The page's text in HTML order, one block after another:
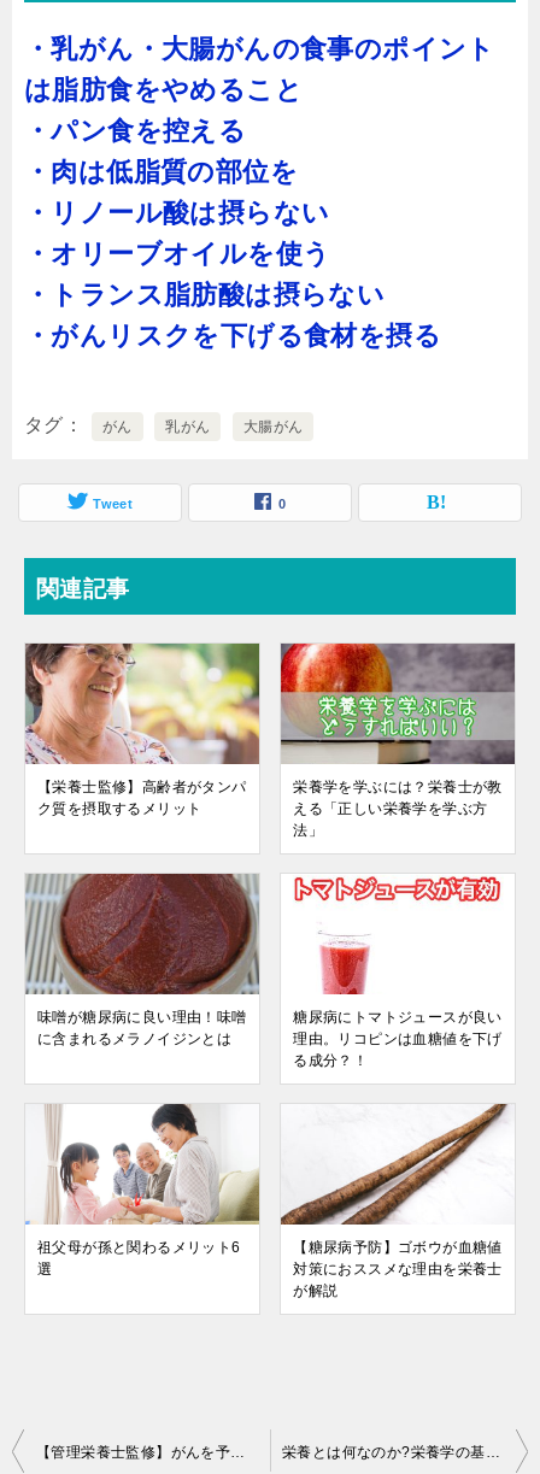
・乳がん・大腸がんの食事のポイント
は脂肪食をやめること
・パン食を控える
・肉は低脂質の部位を
・リノール酸は摂らない
・オリーブオイルを使う
・トランス脂肪酸は摂らない
・がんリスクを下げる食材を摂る
タグ がん 乳がん 大腸がん
Tweet 0
関連記事
【栄養士監修】高齢者がタンパ
ク質を摂取するメリット
栄養学を学ぶには？栄養士が教
える「正しい栄養学を学ぶ方
法」
味噌が糖尿病に良い理由！味噌
に含まれるメラノイジンとは
糖尿病にトマトジュースが良い
理由。リコピンは血糖値を下げ
る成分？！
祖父母が孫と関わるメリット6
選
【糖尿病予防】ゴボウが血糖値
対策におススメな理由を栄養士
が解説
投